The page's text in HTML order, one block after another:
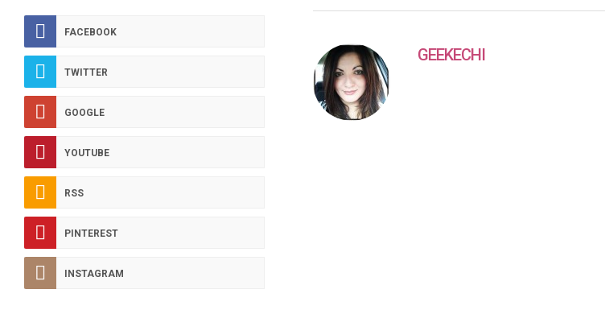
GEEKECHI
FACEBOOK
TWITTER
GOOGLE
YOUTUBE
RSS
PINTEREST
INSTAGRAM